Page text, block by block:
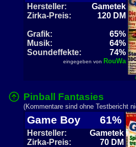
Hersteller:
Gametek
Zirka-Preis:
120 DM
Grafik:
65%
Musik:
64%
Soundeffekte:
74%
eingegeben von RouWa
Pinball Fantasies
(Kommentare sind ohne Testbericht
Game Boy 61%
Hersteller:
Gametek
Zirka-Preis:
70 DM